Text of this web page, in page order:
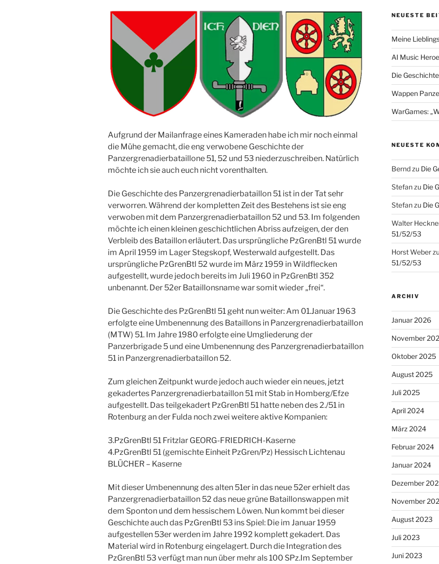
Aufgrund der Mailanfrage eines Kameraden habe ich mir noch einmal
die Mühe gemacht, die eng verwobene Geschichte der
Panzergrenadierbataillone 51, 52 und 53 niederzuschreiben. Natürlich
möchte ich sie auch euch nicht vorenthalten.
Die Geschichte des Panzergrenadierbataillon 51 ist in der Tat sehr
verworren. Während der kompletten Zeit des Bestehens ist sie eng
verwoben mit dem Panzergrenadierbataillon 52 und 53. Im folgenden
möchte ich einen kleinen geschichtlichen Abriss aufzeigen, der den
Verbleib des Bataillon erläutert. Das ursprüngliche PzGrenBtl 51 wurde
im April 1959 im Lager Stegskopf, Westerwald aufgestellt. Das
ursprüngliche PzGrenBtl 52 wurde im März 1959 in Wildflecken
aufgestellt, wurde jedoch bereits im Juli 1960 in PzGrenBtl 352
unbenannt. Der 52er Bataillonsname war somit wieder „frei“.
Die Geschichte des PzGrenBtl 51 geht nun weiter: Am 01.Januar 1963
erfolgte eine Umbenennung des Bataillons in Panzergrenadierbataillon
(MTW) 51. Im Jahre 1980 erfolgte eine Umgliederung der
Panzerbrigade 5 und eine Umbenennung des Panzergrenadierbataillon
51 in Panzergrenadierbataillon 52.
Zum gleichen Zeitpunkt wurde jedoch auch wieder ein neues, jetzt
gekadertes Panzergrenadierbataillon 51 mit Stab in Homberg/Efze
aufgestellt. Das teilgekadert PzGrenBtl 51 hatte neben des 2./51 in
Rotenburg an der Fulda noch zwei weitere aktive Kompanien:
3.PzGrenBtl 51 Fritzlar GEORG-FRIEDRICH-Kaserne
4.PzGrenBtl 51 (gemischte Einheit PzGren/Pz) Hessisch Lichtenau
BLÜCHER – Kaserne
Mit dieser Umbenennung des alten 51er in das neue 52er erhielt das
Panzergrenadierbataillon 52 das neue grüne Bataillonswappen mit
dem Sponton und dem hessischem Löwen. Nun kommt bei dieser
Geschichte auch das PzGrenBtl 53 ins Spiel: Die im Januar 1959
aufgestellen 53er werden im Jahre 1992 komplett gekadert. Das
Material wird in Rotenburg eingelagert. Durch die Integration des
PzGrenBtl 53 verfügt man nun über mehr als 100 SPz.Im September
NEUESTE
Meine
AI Music
Die
Wappen
WarGames:
NEUESTE
Berndzu Die
Stefanzu Die
Stefanzu Die
Walter
51/52/53
Horst Weberzu
51/52/53
ARCHIV
Januar 2026
November
Oktober 2025
August 2025
Juli 2025
April 2024
März 2024
Februar 2024
Januar 2024
Dezember
November
August 2023
Juli 2023
Juni 2023